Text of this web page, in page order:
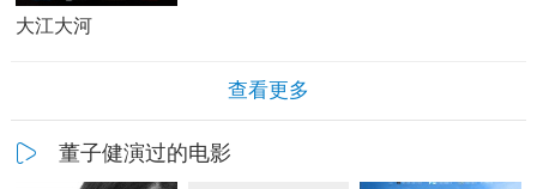
大江大河
查看更多
董子健演过的电影